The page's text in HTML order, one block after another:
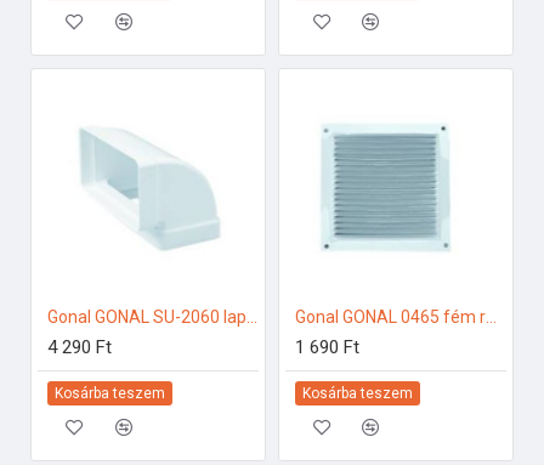
Gonal GONAL SU-2060 lapos csatorna sarok függőleges, 90x180 150-es páraelszívóhoz
4 290 Ft
Kosárba teszem
Gonal GONAL 0465 fém rács fehér színben, 150x150 150-es páraelszívóhoz
1 690 Ft
Kosárba teszem